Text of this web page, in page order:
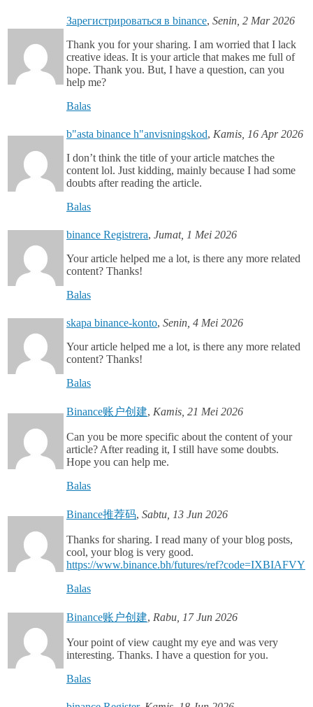
Зарегистрироваться в binance, Senin, 2 Mar 2026
Thank you for your sharing. I am worried that I lack
creative ideas. It is your article that makes me full of
hope. Thank you. But, I have a question, can you
help me?
Balas
b"asta binance h"anvisningskod, Kamis, 16 Apr 2026
I don’t think the title of your article matches the
content lol. Just kidding, mainly because I had some
doubts after reading the article.
Balas
binance Registrera, Jumat, 1 Mei 2026
Your article helped me a lot, is there any more related
content? Thanks!
Balas
skapa binance-konto, Senin, 4 Mei 2026
Your article helped me a lot, is there any more related
content? Thanks!
Balas
Binance账户创建, Kamis, 21 Mei 2026
Can you be more specific about the content of your
article? After reading it, I still have some doubts.
Hope you can help me.
Balas
Binance推荐码, Sabtu, 13 Jun 2026
Thanks for sharing. I read many of your blog posts,
cool, your blog is very good.
https://www.binance.bh/futures/ref?code=IXBIAFVY
Balas
Binance账户创建, Rabu, 17 Jun 2026
Your point of view caught my eye and was very
interesting. Thanks. I have a question for you.
Balas